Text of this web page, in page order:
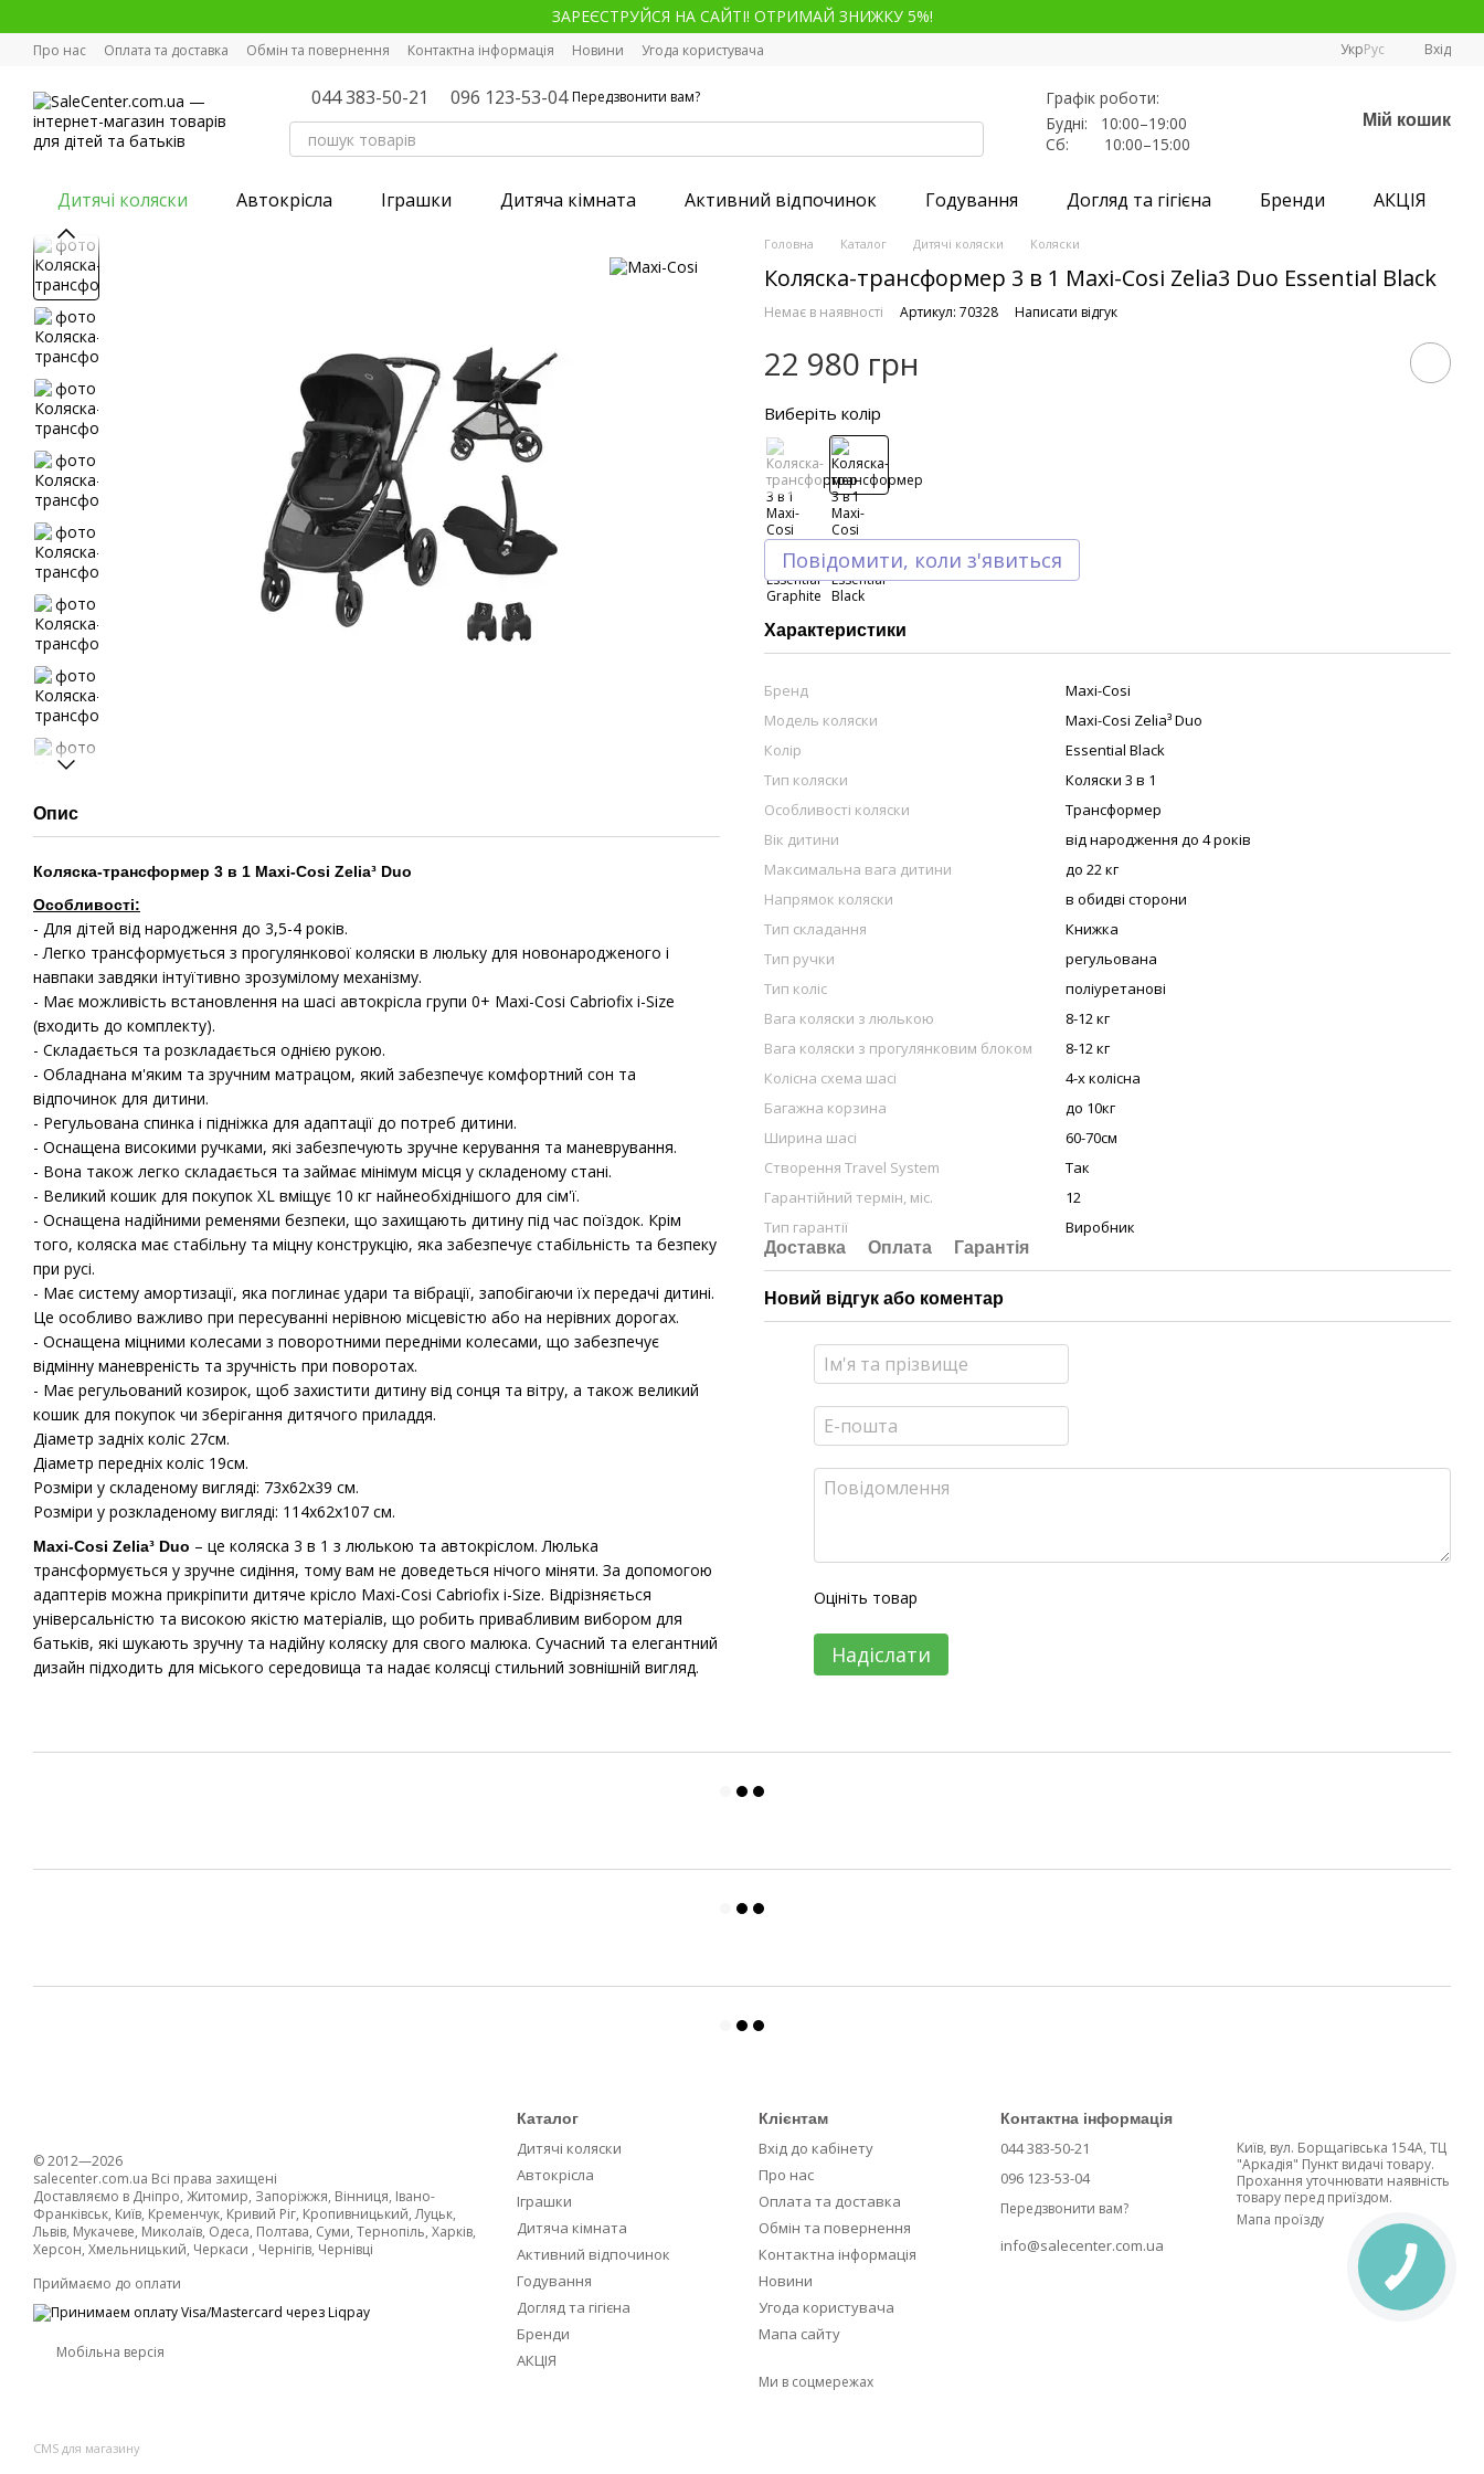
ЗАРЕЄСТРУЙСЯ НА САЙТІ! ОТРИМАЙ ЗНИЖКУ 5%!
Про нас Оплата та доставка Обмін та повернення Контактна інформація Новини Угода користувача УкрРус Вхід
044 383-50-21 096 123-53-04 Передзвонити вам?
Графік роботи:
Будні: 10:00–19:00
Сб: 10:00–15:00
Мій кошик
Дитячі коляски Автокрісла Іграшки Дитяча кімната Активний відпочинок Годування Догляд та гігієна Бренди АКЦІЯ
Опис
Коляска-трансформер 3 в 1 Maxi-Cosi Zelia³ Duo
Особливості:
- Для дітей від народження до 3,5-4 років.
- Легко трансформується з прогулянкової коляски в люльку для новонародженого і
навпаки завдяки інтуїтивно зрозумілому механізму.
- Має можливість встановлення на шасі автокрісла групи 0+ Maxi-Cosi Cabriofix i-Size
(входить до комплекту).
- Складається та розкладається однією рукою.
- Обладнана м'яким та зручним матрацом, який забезпечує комфортний сон та
відпочинок для дитини.
- Регульована спинка і підніжка для адаптації до потреб дитини.
- Оснащена високими ручками, які забезпечують зручне керування та маневрування.
- Вона також легко складається та займає мінімум місця у складеному стані.
- Великий кошик для покупок XL вміщує 10 кг найнеобхіднішого для сім'ї.
- Оснащена надійними ременями безпеки, що захищають дитину під час поїздок. Крім
того, коляска має стабільну та міцну конструкцію, яка забезпечує стабільність та безпеку
при русі.
- Має систему амортизації, яка поглинає удари та вібрації, запобігаючи їх передачі дитині.
Це особливо важливо при пересуванні нерівною місцевістю або на нерівних дорогах.
- Оснащена міцними колесами з поворотними передніми колесами, що забезпечує
відмінну маневреність та зручність при поворотах.
- Має регульований козирок, щоб захистити дитину від сонця та вітру, а також великий
кошик для покупок чи зберігання дитячого приладдя.
Діаметр задніх коліс 27см.
Діаметр передніх коліс 19см.
Розміри у складеному вигляді: 73х62х39 см.
Розміри у розкладеному вигляді: 114х62х107 см.
Maxi-Cosi Zelia³ Duo – це коляска 3 в 1 з люлькою та автокріслом. Люлька
трансформується у зручне сидіння, тому вам не доведеться нічого міняти. За допомогою
адаптерів можна прикріпити дитяче крісло Maxi-Cosi Cabriofix i-Size. Відрізняється
універсальністю та високою якістю матеріалів, що робить привабливим вибором для
батьків, які шукають зручну та надійну коляску для свого малюка. Сучасний та елегантний
дизайн підходить для міського середовища та надає колясці стильний зовнішній вигляд.
Головна Каталог Дитячі коляски Коляски
Коляска-трансформер 3 в 1 Maxi-Cosi Zelia3 Duo Essential Black
Немає в наявності Артикул: 70328 Написати відгук
22 980 грн
Виберіть колір
Повідомити, коли з'явиться
Характеристики
Бренд
Maxi-Cosi
Модель коляски
Maxi-Cosi Zelia³ Duo
Колір
Essential Black
Тип коляски
Коляски 3 в 1
Особливості коляски
Трансформер
Вік дитини
від народження до 4 років
Максимальна вага дитини
до 22 кг
Напрямок коляски
в обидві сторони
Тип складання
Книжка
Тип ручки
регульована
Тип коліс
поліуретанові
Вага коляски з люлькою
8-12 кг
Вага коляски з прогулянковим блоком
8-12 кг
Колісна схема шасі
4-х колісна
Багажна корзина
до 10кг
Ширина шасі
60-70см
Створення Travel System
Так
Гарантійний термін, міс.
12
Тип гарантії
Виробник
Доставка Оплата Гарантія
Новий відгук або коментар
Оцініть товар
Надіслати
© 2012—2026
salecenter.com.ua Всі права захищені
Доставляємо в Дніпро, Житомир, Запоріжжя, Вінниця, Івано-
Франківськ, Київ, Кременчук, Кривий Ріг, Кропивницький, Луцьк,
Львів, Мукачеве, Миколаїв, Одеса, Полтава, Суми, Тернопіль, Харків,
Херсон, Хмельницький, Черкаси , Чернігів, Чернівці
Приймаємо до оплати
Мобільна версія
CMS для магазину
Каталог
Дитячі коляски
Автокрісла
Іграшки
Дитяча кімната
Активний відпочинок
Годування
Догляд та гігієна
Бренди
АКЦІЯ
Клієнтам
Вхід до кабінету
Про нас
Оплата та доставка
Обмін та повернення
Контактна інформація
Новини
Угода користувача
Мапа сайту
Ми в соцмережах
Контактна інформація
044 383-50-21
096 123-53-04
Передзвонити вам?
info@salecenter.com.ua
Київ, вул. Борщагівська 154А, ТЦ
"Аркадія" Пункт видачі товару.
Прохання уточнювати наявність
товару перед приїздом.
Мапа проїзду